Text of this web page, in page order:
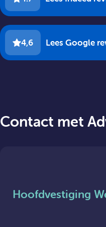
4,6 Lees Google
Contact met
Hoofdvestiging